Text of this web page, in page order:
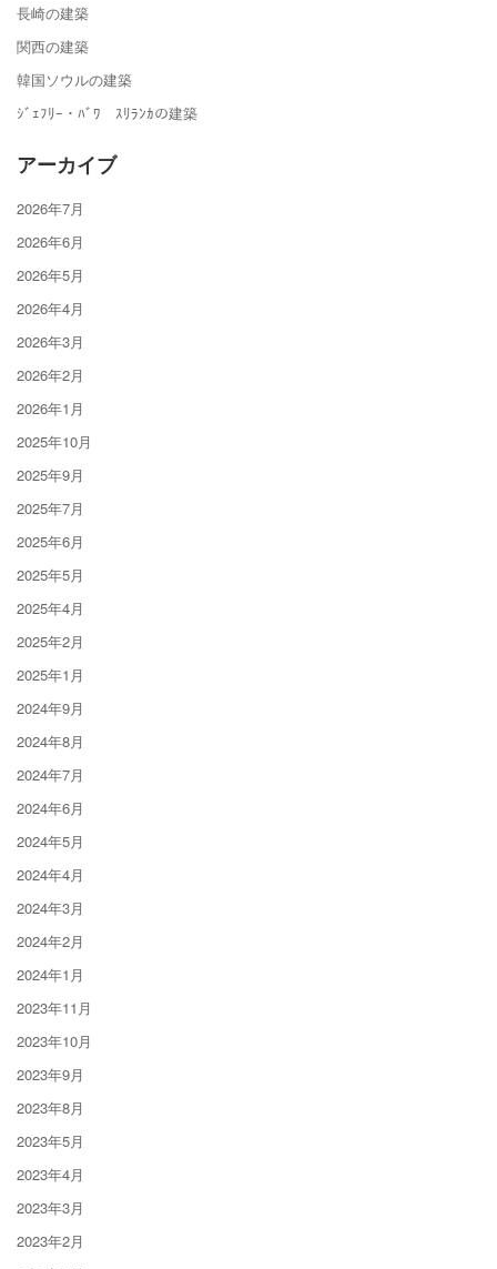
長崎の建築
関西の建築
韓国ソウルの建築
ｼﾞｪﾌﾘｰ・ﾊﾞﾜ ｽﾘﾗﾝｶの建築
アーカイブ
2026年7月
2026年6月
2026年5月
2026年4月
2026年3月
2026年2月
2026年1月
2025年10月
2025年9月
2025年7月
2025年6月
2025年5月
2025年4月
2025年2月
2025年1月
2024年9月
2024年8月
2024年7月
2024年6月
2024年5月
2024年4月
2024年3月
2024年2月
2024年1月
2023年11月
2023年10月
2023年9月
2023年8月
2023年5月
2023年4月
2023年3月
2023年2月